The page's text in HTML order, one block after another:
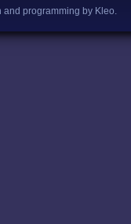
and programming by Kleo.